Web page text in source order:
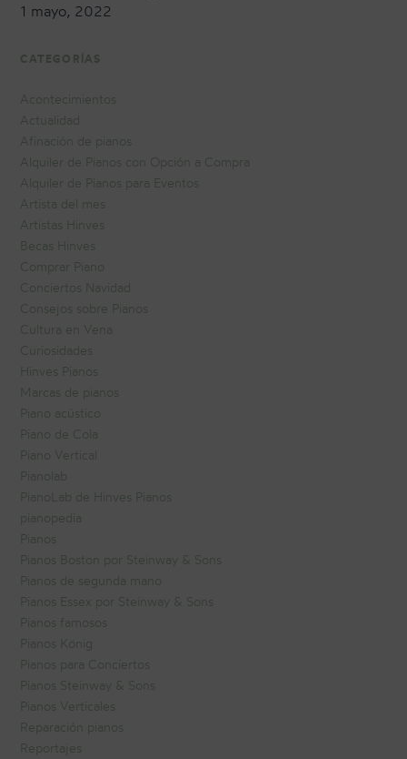
1 mayo, 2022
CATEGORÍAS
Acontecimientos
Actualidad
Afinación de pianos
Alquiler de Pianos con Opción a Compra
Alquiler de Pianos para Eventos
Artista del mes
Artistas Hinves
Becas Hinves
Comprar Piano
Conciertos Navidad
Consejos sobre Pianos
Cultura en Vena
Curiosidades
Hinves Pianos
Marcas de pianos
Piano acústico
Piano de Cola
Piano Vertical
Pianolab
PianoLab de Hinves Pianos
pianopedia
Pianos
Pianos Boston por Steinway & Sons
Pianos de segunda mano
Pianos Essex por Steinway & Sons
Pianos famosos
Pianos König
Pianos para Conciertos
Pianos Steinway & Sons
Pianos Verticales
Reparación pianos
Reportajes